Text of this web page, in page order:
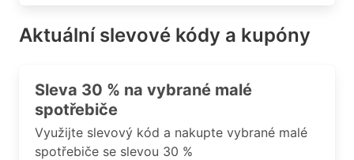
Aktuální slevové kódy a kupóny
Sleva 30 % na vybrané malé
spotřebiče
Využijte slevový kód a nakupte vybrané malé
spotřebiče se slevou 30 %